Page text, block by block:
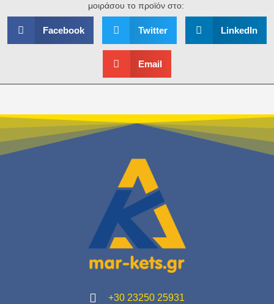
μοιράσου το προϊόν στο:
Facebook Twitter LinkedIn
Email
+30 23250 25931